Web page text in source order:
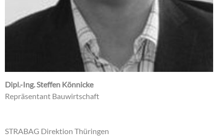
Dipl.-Ing. Steffen Könnicke
Repräsentant Bauwirtschaft
STRABAG Direktion Thüringen